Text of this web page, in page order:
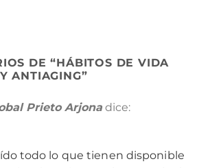
DE “HÁBITOS DE VIDA
ANTIAGING”
Prieto Arjona dice:
todo lo que tienen disponible